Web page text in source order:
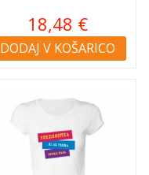
18,48 €
DODAJ V KOŠARICO